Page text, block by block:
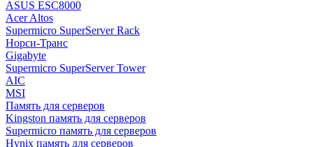
ASUS ESC8000
Acer Altos
Supermicro SuperServer Rack
Норси-Транс
Gigabyte
Supermicro SuperServer Tower
AIC
MSI
Память для серверов
Kingston память для серверов
Supermicro память для серверов
Hynix память для серверов